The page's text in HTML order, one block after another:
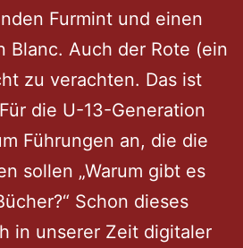
Furmint und einen
Blanc. Auch der Rote (ein
zu verachten. Das ist
die U-13-Generation
Führungen an, die die
sollen „Warum gibt es
Schon dieses
in unserer Zeit digitaler